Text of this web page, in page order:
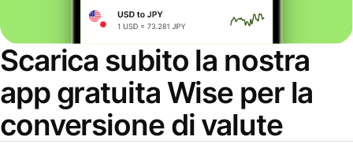
Scarica subito la nostra
app gratuita Wise per la
conversione di valute